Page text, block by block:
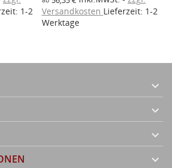
1-2
Versandkosten Lieferzeit: 1-2
Werktage



